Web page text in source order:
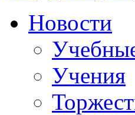
Новости
Учения